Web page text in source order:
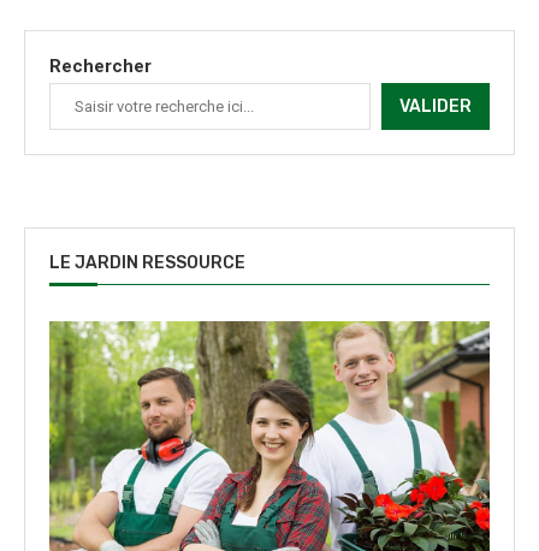
Rechercher
VALIDER
LE JARDIN RESSOURCE